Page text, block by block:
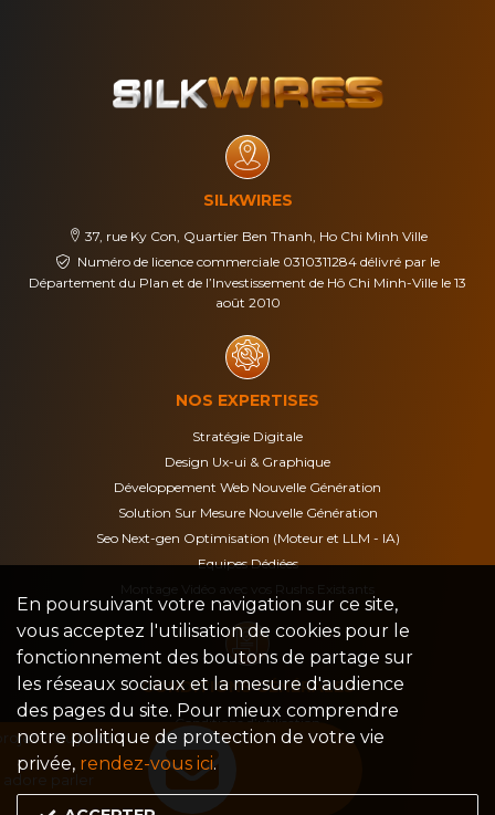
SILKWIRES
37, rue Ky Con, Quartier Ben Thanh, Ho Chi Minh Ville
Numéro de licence commerciale 0310311284 délivré par le
Département du Plan et de l’Investissement de Hô Chi Minh-Ville le 13
août 2010
NOS EXPERTISES
Stratégie Digitale
Design Ux-ui & Graphique
Développement Web Nouvelle Génération
Solution Sur Mesure Nouvelle Génération
Seo Next-gen Optimisation (Moteur et LLM - IA)
Equipes Dédiées
Montage Vidéo avec vos Rushs Existants
CONDITIONS GÉNÉRALES
Conditions d’utilisation
Politique de confidentialité
Mentions légales
En poursuivant votre navigation sur ce site,
vous acceptez l'utilisation de cookies pour le
fonctionnement des boutons de partage sur
les réseaux sociaux et la mesure d'audience
des pages du site. Pour mieux comprendre
notre politique de protection de votre vie
privée, rendez-vous ici.